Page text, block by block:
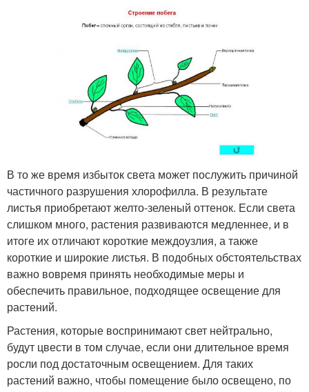
В то же время избыток света может послужить причиной
частичного разрушения хлорофилла. В результате
листья приобретают желто-зеленый оттенок. Если света
слишком много, растения развиваются медленнее, и в
итоге их отличают короткие междоузлия, а также
короткие и широкие листья. В подобных обстоятельствах
важно вовремя принять необходимые меры и
обеспечить правильное, подходящее освещение для
растений.
Растения, которые воспринимают свет нейтрально,
будут цвести в том случае, если они длительное время
росли под достаточным освещением. Для таких
растений важно, чтобы помещение было освещено, по